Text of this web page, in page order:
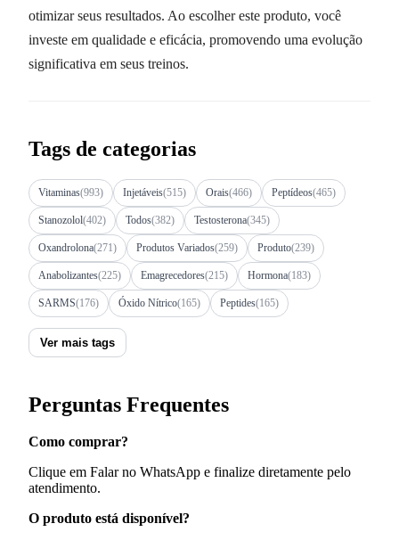
otimizar seus resultados. Ao escolher este produto, você
investe em qualidade e eficácia, promovendo uma evolução
significativa em seus treinos.
Tags de categorias
Vitaminas(993) Injetáveis(515) Orais(466) Peptídeos(465)
Stanozolol(402) Todos(382) Testosterona(345)
Oxandrolona(271) Produtos Variados(259) Produto(239)
Anabolizantes(225) Emagrecedores(215) Hormona(183)
SARMS(176) Óxido Nítrico(165) Peptides(165)
Ver mais tags
Perguntas Frequentes
Como comprar?
Clique em Falar no WhatsApp e finalize diretamente pelo
atendimento.
O produto está disponível?